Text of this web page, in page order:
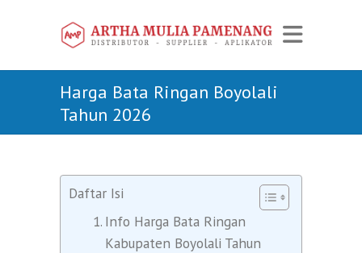
Harga Bata Ringan Boyolali
Tahun 2026
Daftar Isi
Info Harga Bata Ringan
Kabupaten Boyolali Tahun